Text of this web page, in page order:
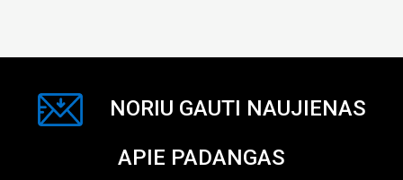
NORIU GAUTI NAUJIENAS
APIE PADANGAS